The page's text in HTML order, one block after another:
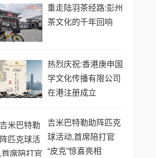
重走陆羽茶经路:彭州
茶文化的千年回响
热烈庆祝:香港庚申国
学文化传播有限公司
在港注册成立
吉米巴特勒助阵匹克
球活动,首席陪打官
“皮克”惊喜亮相